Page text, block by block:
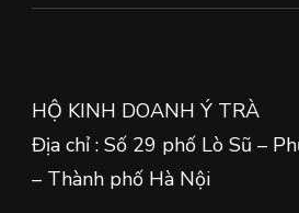
HỘ KINH DOANH Ý TRÀ
Địa chỉ : Số 29 phố Lò Sũ –
– Thành phố Hà Nội